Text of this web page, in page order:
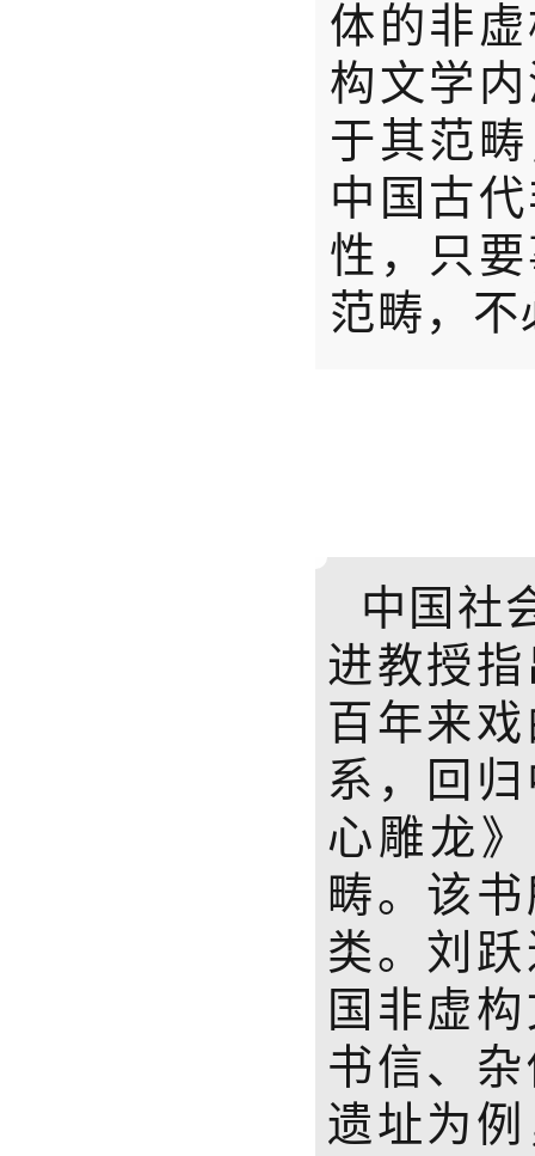
体的非
构文学
于其范
中国古
性，只
范畴，
中国社
进教授
百年来
系，回
心雕龙》
畴。该
类。刘
国非虚
书信、
遗址为